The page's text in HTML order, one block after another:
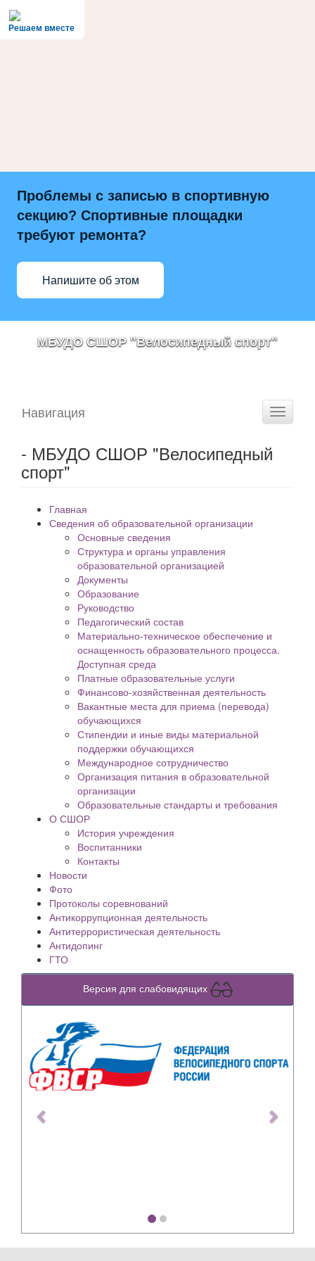
Решаем вместе
Проблемы с записью в спортивную
секцию? Спортивные площадки
требуют ремонта?
Напишите об этом
МБУДО СШОР "Велосипедный спорт"
Toggle
Навигация
- МБУДО СШОР "Велосипедный
спорт"
Главная
Сведения об образовательной организации
Основные сведения
Структура и органы управления
образовательной организацией
Документы
Образование
Руководство
Педагогический состав
Материально-техническое обеспечение и
оснащенность образовательного процесса.
Доступная среда
Платные образовательные услуги
Финансово-хозяйственная деятельность
Вакантные места для приема (перевода)
обучающихся
Стипендии и иные виды материальной
поддержки обучающихся
Международное сотрудничество
Организация питания в образовательной
организации
Образовательные стандарты и требования
О СШОР
История учреждения
Воспитанники
Контакты
Новости
Фото
Протоколы соревнований
Антикоррупционная деятельность
Антитеррористическая деятельность
Антидопинг
ГТО
Версия для слабовидящих
Previous